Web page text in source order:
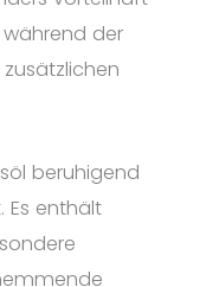
der
beruhigend
Es enthält